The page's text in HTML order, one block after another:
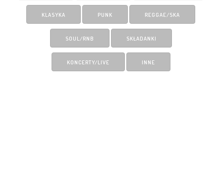
KLASYKA PUNK REGGAE/SKA
SOUL/RNB SKŁADANKI
KONCERTY/LIVE INNE